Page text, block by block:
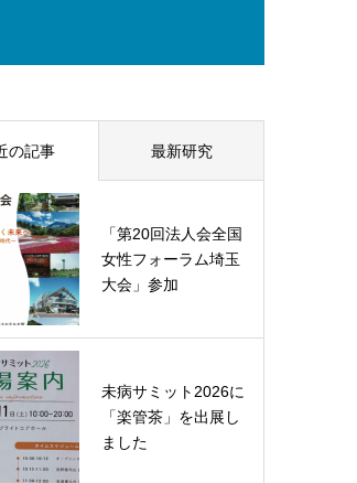
の記事 最新研究
「第20回法人会全国
女性フォーラム埼玉
大会」参加
未病サミット2026に
「楽管茶」を出展し
ました